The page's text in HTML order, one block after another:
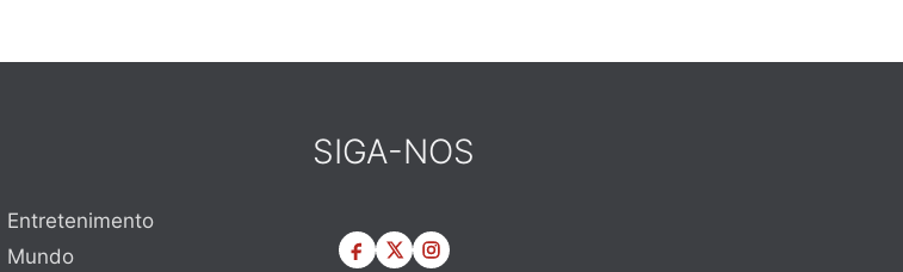
Entretenimento
Mundo
SIGA-NOS